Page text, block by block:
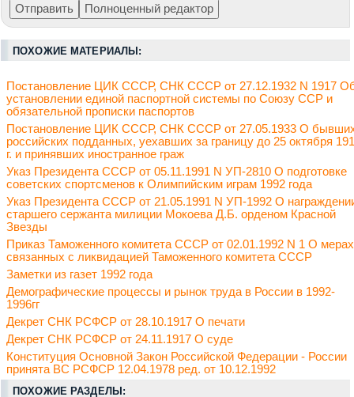
ПОХОЖИЕ МАТЕРИАЛЫ:
Постановление ЦИК СССР, СНК СССР от 27.12.1932 N 1917
установлении единой паспортной системы по Союзу ССР и
обязательной прописки паспортов
Постановление ЦИК СССР, СНК СССР от 27.05.1933 О
российских подданных, уехавших за границу до 25 октября
г. и принявших иностранное граж
Указ Президента СССР от 05.11.1991 N УП-2810 О подготовке
советских спортсменов к Олимпийским играм 1992 года
Указ Президента СССР от 21.05.1991 N УП-1992 О
старшего сержанта милиции Мокоева Д.Б. орденом Красной
Звезды
Приказ Таможенного комитета СССР от 02.01.1992 N 1 О
связанных с ликвидацией Таможенного комитета СССР
Заметки из газет 1992 года
Демографические процессы и рынок труда в России в 1992-
1996гг
Декрет СНК РСФСР от 28.10.1917 О печати
Декрет СНК РСФСР от 24.11.1917 О суде
Конституция Основной Закон Российской Федерации - России
принята ВС РСФСР 12.04.1978 ред. от 10.12.1992
ПОХОЖИЕ РАЗДЕЛЫ: